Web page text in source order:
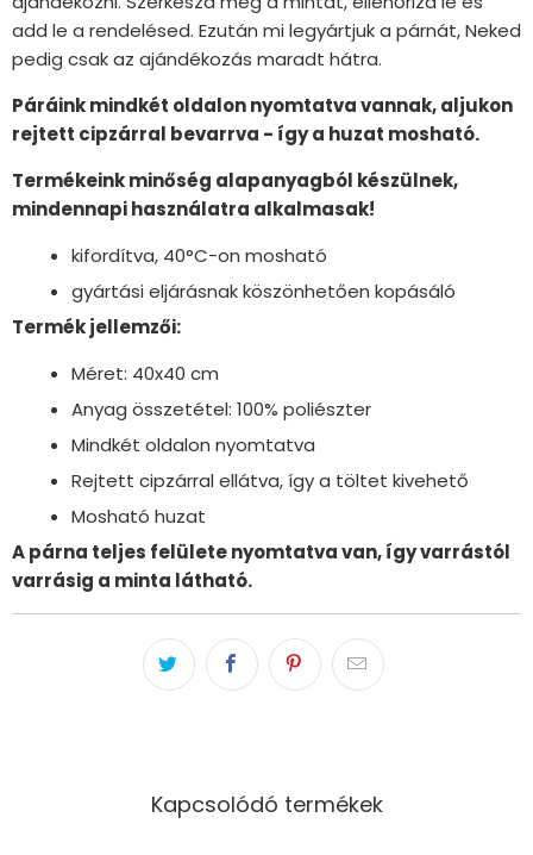
add le a rendelésed. Ezután mi legyártjuk a párnát, Neked
pedig csak az ajándékozás maradt hátra.
Páráink mindkét oldalon nyomtatva vannak, aljukon
rejtett cipzárral bevarrva - így a huzat mosható.
Termékeink minőség alapanyagból készülnek,
mindennapi használatra alkalmasak!
kifordítva, 40°C-on mosható
gyártási eljárásnak köszönhetően kopásáló
Termék jellemzői:
Méret: 40x40 cm
Anyag összetétel: 100% poliészter
Mindkét oldalon nyomtatva
Rejtett cipzárral ellátva, így a töltet kivehető
Mosható huzat
A párna teljes felülete nyomtatva van, így varrástól
varrásig a minta látható.
Kapcsolódó termékek